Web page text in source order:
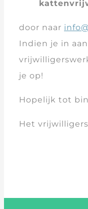
door naar
Indien je in
je op!
Hopelijk tot
Het